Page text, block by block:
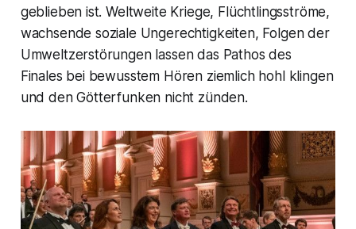
geblieben ist. Weltweite Kriege, Flüchtlingsströme,
wachsende soziale Ungerechtigkeiten, Folgen der
Umweltzerstörungen lassen das Pathos des
Finales bei bewusstem Hören ziemlich hohl klingen
und den Götterfunken nicht zünden.